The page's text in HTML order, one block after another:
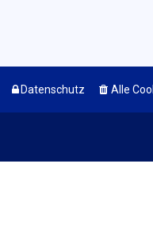
Alle
Datenschutz